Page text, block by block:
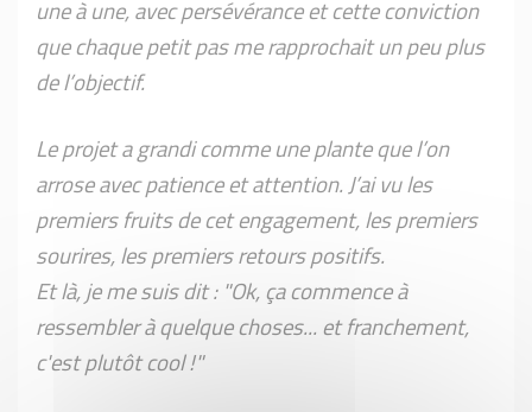
une à une, avec persévérance et cette conviction
que chaque petit pas me rapprochait un peu plus
de l’objectif.
Le projet a grandi comme une plante que l’on
arrose avec patience et attention. J’ai vu les
premiers fruits de cet engagement, les premiers
sourires, les premiers retours positifs.
Et là, je me suis dit : "Ok, ça commence à
ressembler à quelque choses... et franchement,
c'est plutôt cool !"